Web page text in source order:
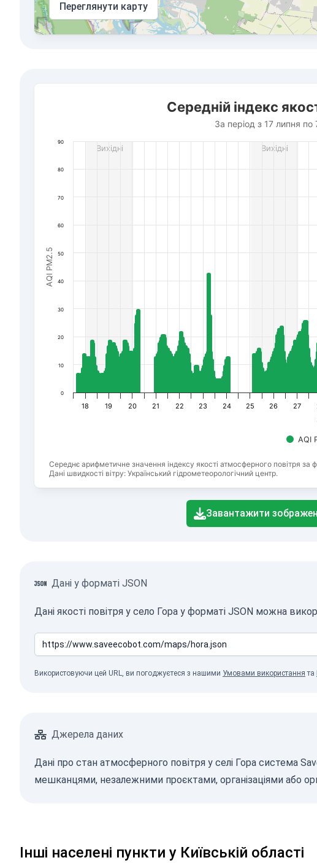
Переглянути карту
За період з 17 липня по 7 серпня 2026 р. року
The chart has 1 Y axis displaying AQI PM2.5. Data ranges from 4
Середнє арифметичне значення індексу якості атмосферного повітря
Дані швидкості вітру: Український гідрометеорологічний центр.
Вихідні
Вихідні
AQI PM2.5
Середній індекс
За період з 17 липня
AQI
18 19 20 21 22 23 24 25 26 27
0
10
20
30
40
50
60
70
80
90
End of interactive chart.
Завантажити
Дані у форматі JSON
Дані якості повітря у село Гора у форматі JSON можна
Використовуючи цей URL, ви погоджуєтеся з нашими Умовами використання та
Джерела даних
Дані про стан атмосферного повітря у селі Гора система
мешканцями, незалежними проєктами, організаціями або
Інші населені пункти у Київській області